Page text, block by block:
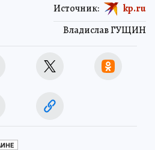
Владислав ГУЩИН
Источник: kp.ru